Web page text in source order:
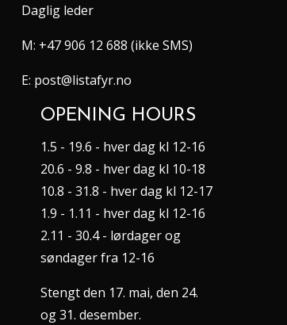
Daglig leder
M: +47 906 12 688 (ikke SMS)
E: post@listafyr.no
OPENING HOURS
1.5 - 19.6 - hver dag kl 12-16
20.6 - 9.8 - hver dag kl 10-18
10.8 - 31.8 - hver dag kl 12-17
1.9 - 1.11 - hver dag kl 12-16
2.11 - 30.4 - lørdager og
søndager fra 12-16
Stengt den 17. mai, den 24.
og 31. desember.